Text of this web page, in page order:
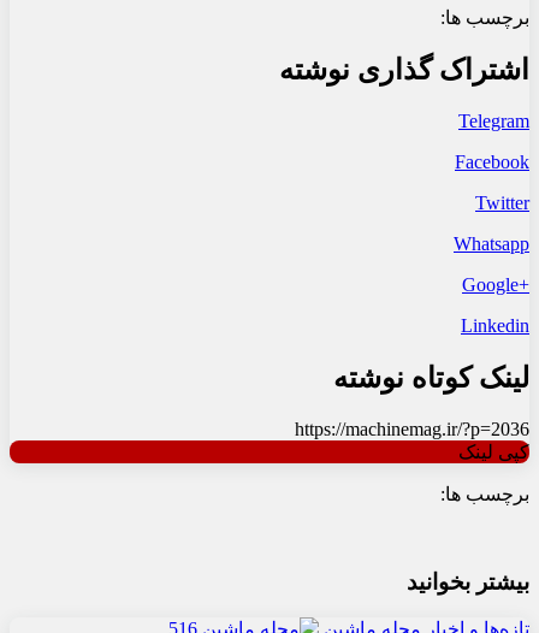
برچسب ها:
اشتراک گذاری نوشته
Telegram
Facebook
Twitter
Whatsapp
+Google
Linkedin
لینک کوتاه نوشته
https://machinemag.ir/?p=2036
کپی لینک
برچسب ها:
بیشتر بخوانید